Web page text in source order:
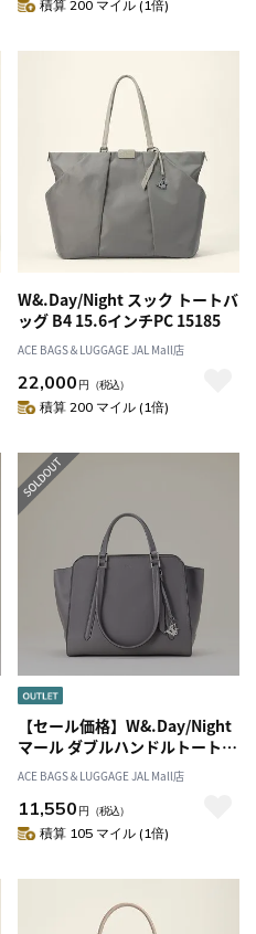
積算 200 マイル (1倍)
W&.Day/Night スック トートバ
ッグ B4 15.6インチPC 15185
ACE BAGS＆LUGGAGE JAL Mall店
22,000 円 （税込）
積算 200 マイル (1倍)
【セール価格】W&.Day/Night
マール ダブルハンドルトート
A4ジャストサイズ 15301
ACE BAGS＆LUGGAGE JAL Mall店
11,550 円 （税込）
積算 105 マイル (1倍)